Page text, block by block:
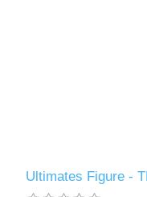
Ultimates Figure -